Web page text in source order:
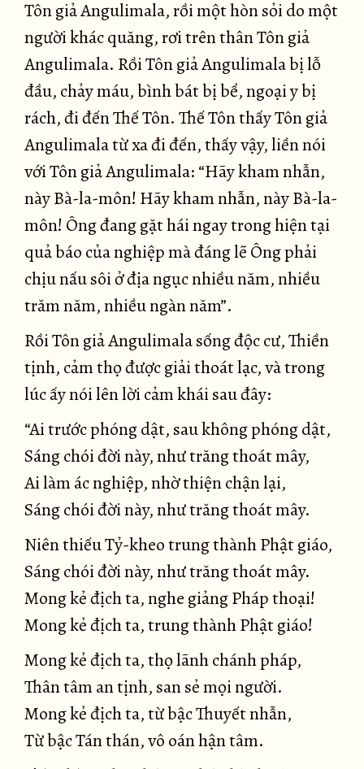
Tôn giả Angulimala, rồi một hòn sỏi do một
người khác quăng, rơi trên thân Tôn giả
Angulimala. Rồi Tôn giả Angulimala bị lỗ
đầu, chảy máu, bình bát bị bể, ngoại y bị
rách, đi đến Thế Tôn. Thế Tôn thấy Tôn giả
Angulimala từ xa đi đến, thấy vậy, liền nói
với Tôn giả Angulimala: “Hãy kham nhẫn,
này Bà-la-môn! Hãy kham nhẫn, này Bà-la-
môn! Ông đang gặt hái ngay trong hiện tại
quả báo của nghiệp mà đáng lẽ Ông phải
chịu nấu sôi ở địa ngục nhiều năm, nhiều
trăm năm, nhiều ngàn năm”.
Rồi Tôn giả Angulimala sống độc cư, Thiền
tịnh, cảm thọ được giải thoát lạc, và trong
lúc ấy nói lên lời cảm khái sau đây:
“Ai trước phóng dật, sau không phóng dật,
Sáng chói đời này, như trăng thoát mây,
Ai làm ác nghiệp, nhờ thiện chận lại,
Sáng chói đời này, như trăng thoát mây.
Niên thiếu Tỷ-kheo trung thành Phật giáo,
Sáng chói đời này, như trăng thoát mây.
Mong kẻ địch ta, nghe giảng Pháp thoại!
Mong kẻ địch ta, trung thành Phật giáo!
Mong kẻ địch ta, thọ lãnh chánh pháp,
Thân tâm an tịnh, san sẻ mọi người.
Mong kẻ địch ta, từ bậc Thuyết nhẫn,
Từ bậc Tán thán, vô oán hận tâm.